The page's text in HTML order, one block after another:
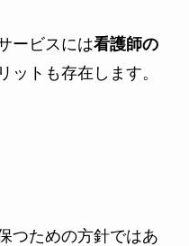
ービスには看護師の
ットも存在します。
つための方針ではあ